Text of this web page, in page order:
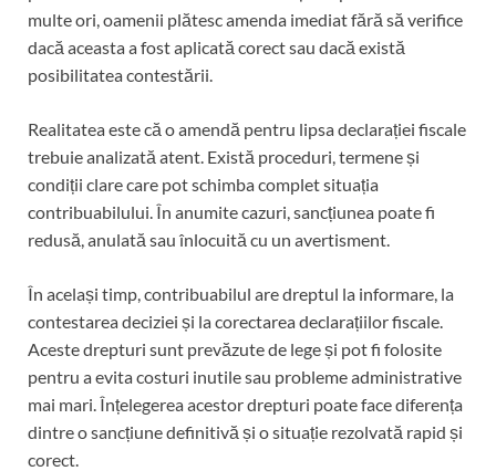
multe ori, oamenii plătesc amenda imediat fără să verifice
dacă aceasta a fost aplicată corect sau dacă există
posibilitatea contestării.
Realitatea este că o amendă pentru lipsa declarației fiscale
trebuie analizată atent. Există proceduri, termene și
condiții clare care pot schimba complet situația
contribuabilului. În anumite cazuri, sancțiunea poate fi
redusă, anulată sau înlocuită cu un avertisment.
În același timp, contribuabilul are dreptul la informare, la
contestarea deciziei și la corectarea declarațiilor fiscale.
Aceste drepturi sunt prevăzute de lege și pot fi folosite
pentru a evita costuri inutile sau probleme administrative
mai mari. Înțelegerea acestor drepturi poate face diferența
dintre o sancțiune definitivă și o situație rezolvată rapid și
corect.